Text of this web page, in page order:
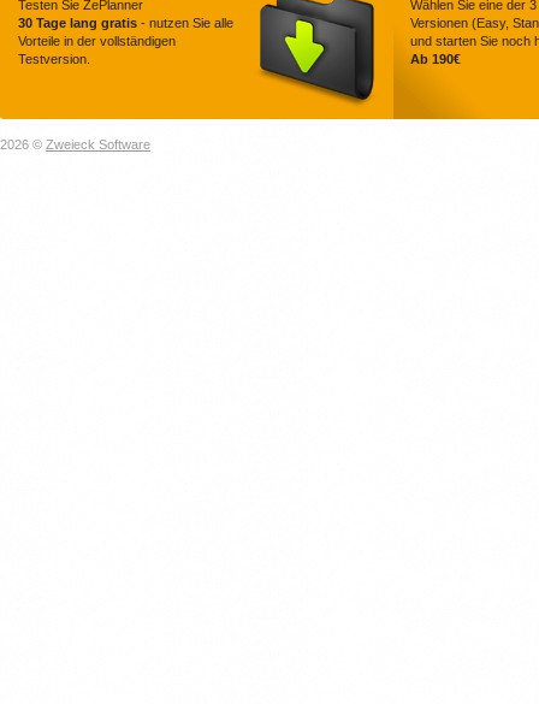
Testen Sie ZePlanner
30 Tage lang gratis - nutzen Sie alle
Vorteile in der vollständigen
Testversion.
Wählen Sie eine der
Versionen (Easy,
und starten Sie noch
Ab 190€
2026 © Zweieck Software